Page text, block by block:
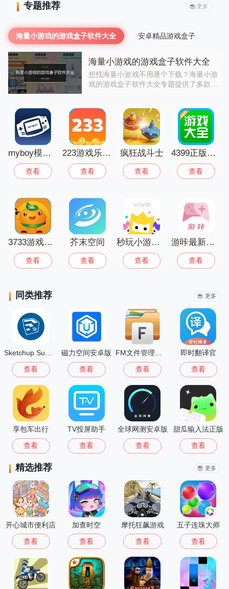
专题推荐 更多
海量小游戏的游戏盒子软件大全 安卓精品游戏盒子
海量小游戏的游戏盒子软件大全
想找海量小游戏不用逐个下载？海量小游
戏的游戏盒子软件大全专题提供了多款热
台还提供免实名、无广告的纯净体验，让
你随时开启轻松游戏时光。快去寻找属于
你的那一款吧！
myboy模拟器汉化版
查看
223游戏乐园正版免费入口
查看
疯狂战斗士
查看
4399正版官方免费版
查看
3733游戏盒最新版官方正版
查看
芥末空间
查看
秒玩小游戏软件vivo手机版免费
查看
游咔最新版3.8.1
查看
同类推荐 更多
查看
磁力空间安卓版
查看 查看
即时翻译官
查看
享包车出行
查看
TV投屏助手
查看
全球网测安卓版
查看
甜瓜输入法正版
查看
精选推荐 更多
开心城市便利店
查看
加查时空
查看
摩托狂飙游戏
查看
五子连珠大师
查看